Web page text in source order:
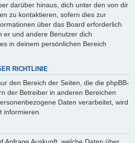
darüber hinaus, dich unter den von dir
zu kontaktieren, sofern dies zur
über das Board erforderlich
er und andere Benutzer dich
in deinem persönlichen Bereich
RICHTLINIE
den Bereich der Seiten, die die phpBB-
der Betreiber in anderen Bereichen
Daten verarbeitet, wird
informieren.